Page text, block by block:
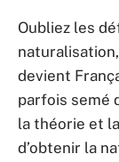
Oubliez les
naturalisation,
devient
parfois semé
la théorie et
d’obtenir la